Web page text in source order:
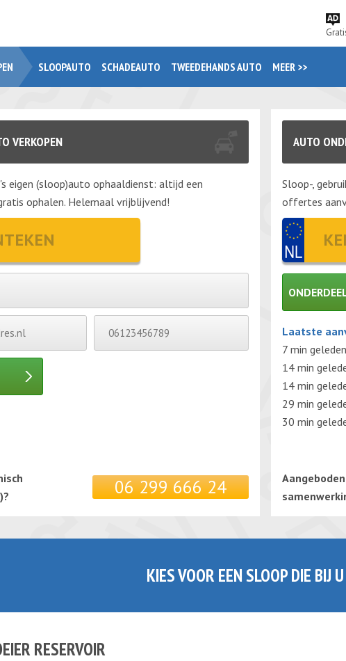
SLOOPAUTO SCHADEAUTO TWEEDEHANDS AUTO MEER >>
VERKOPEN
eigen (sloop)auto ophaaldienst: altijd een
ophalen. Helemaal vrijblijvend!
06 299 666 24
AUTO
Sloop-,
offertes
Gelieve dit
Laatste
7 min geleden
14 min
14 min
29 min
30 min
KIES VOOR EEN SLOOP DIE BIJ
RESERVOIR